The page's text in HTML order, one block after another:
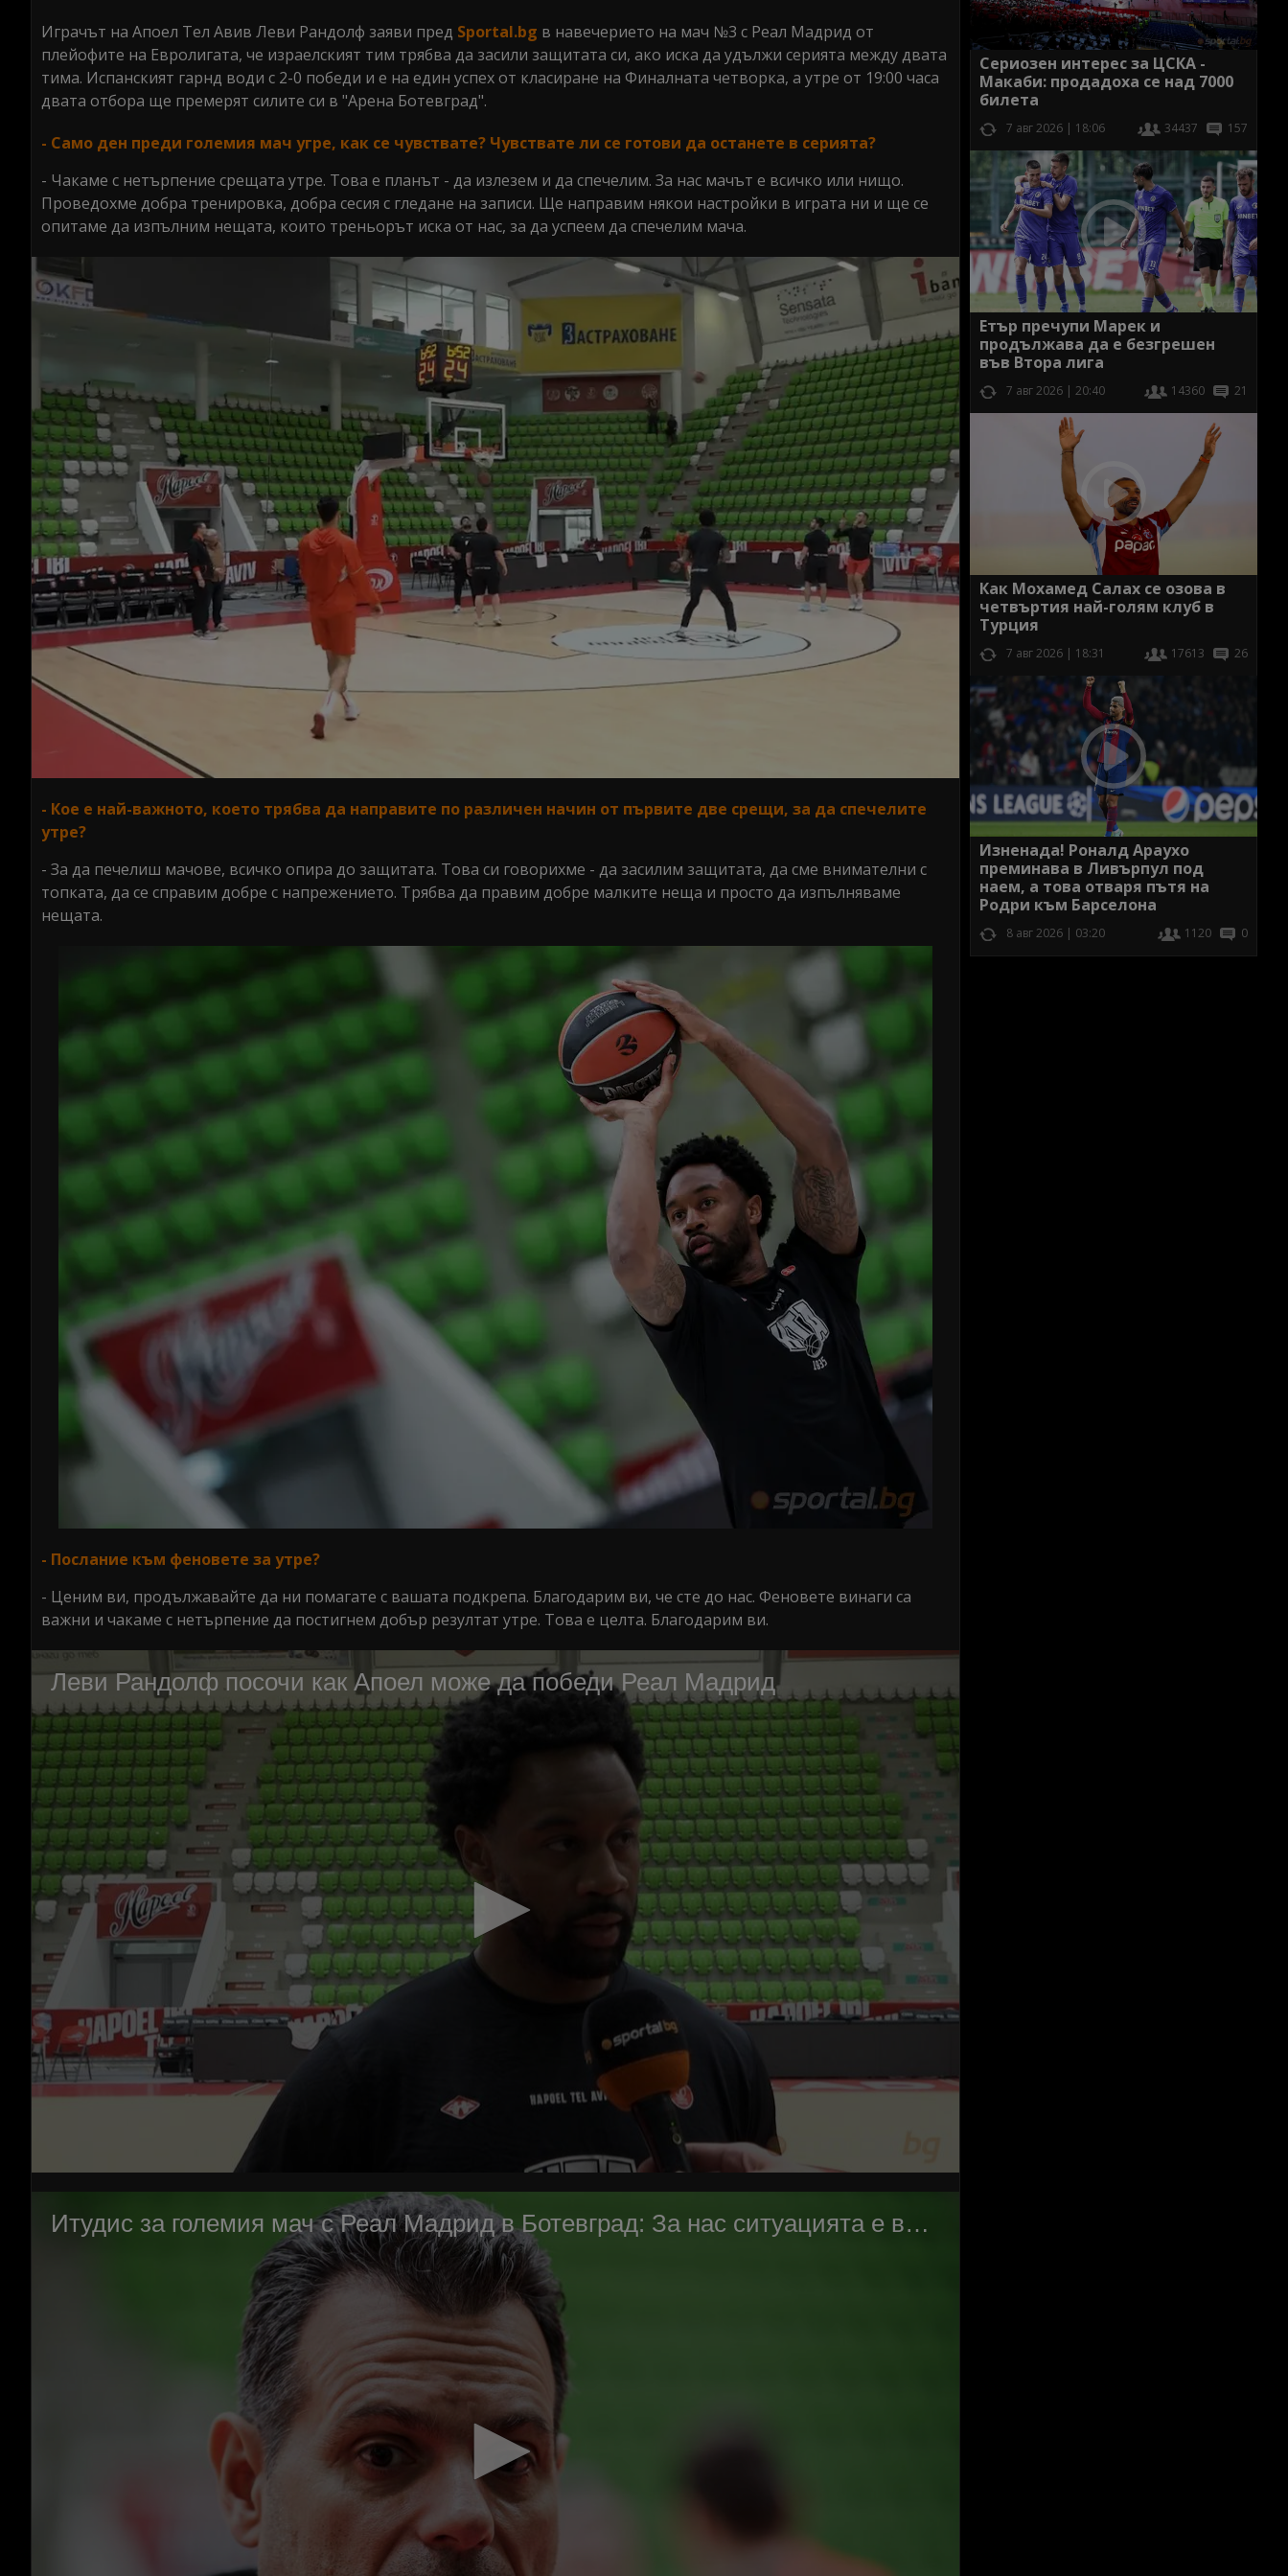
Играчът на Апоел Тел Авив Леви Рандолф заяви пред Sportal.bg в навечерието на мач №3 с Реал Мадрид от
плейофите на Евролигата, че израелският тим трябва да засили защитата си, ако иска да удължи серията между двата
тима. Испанският гарнд води с 2-0 победи и е на един успех от класиране на Финалната четворка, а утре от 19:00 часа
двата отбора ще премерят силите си в "Арена Ботевград".
- Само ден преди големия мач угре, как се чувствате? Чувствате ли се готови да останете в серията?
- Чакаме с нетърпение срещата утре. Това е планът - да излезем и да спечелим. За нас мачът е всичко или нищо.
Проведохме добра тренировка, добра сесия с гледане на записи. Ще направим някои настройки в играта ни и ще се
опитаме да изпълним нещата, които треньорът иска от нас, за да успеем да спечелим мача.
- Кое е най-важното, което трябва да направите по различен начин от първите две срещи, за да спечелите
утре?
- За да печелиш мачове, всичко опира до защитата. Това си говорихме - да засилим защитата, да сме внимателни с
топката, да се справим добре с напрежението. Трябва да правим добре малките неща и просто да изпълняваме
нещата.
- Послание към феновете за утре?
- Ценим ви, продължавайте да ни помагате с вашата подкрепа. Благодарим ви, че сте до нас. Феновете винаги са
важни и чакаме с нетърпение да постигнем добър резултат утре. Това е целта. Благодарим ви.
Сериозен интерес за ЦСКА -
Макаби: продадоха се над 7000
билета
7 авг 2026 | 18:06 34437 157
Етър пречупи Марек и
продължава да е безгрешен
във Втора лига
7 авг 2026 | 20:40 14360 21
Как Мохамед Салах се озова в
четвъртия най-голям клуб в
Турция
7 авг 2026 | 18:31 17613 26
Изненада! Роналд Араухо
преминава в Ливърпул под
наем, а това отваря пътя на
Родри към Барселона
8 авг 2026 | 03:20 1120 0